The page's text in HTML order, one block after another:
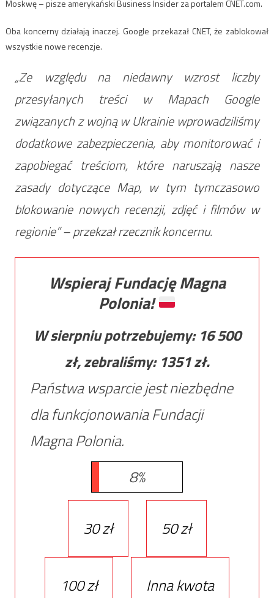
Moskwę – pisze amerykański Business Insider za portalem CNET.com.
Oba koncerny działają inaczej. Google przekazał CNET, że zablokował
wszystkie nowe recenzje.
„Ze względu na niedawny wzrost liczby
przesyłanych treści w Mapach Google
związanych z wojną w Ukrainie wprowadziliśmy
dodatkowe zabezpieczenia, aby monitorować i
zapobiegać treściom, które naruszają nasze
zasady dotyczące Map, w tym tymczasowo
blokowanie nowych recenzji, zdjęć i filmów w
regionie” – przekzał rzecznik koncernu.
Wspieraj Fundację Magna
Polonia!
W sierpniu potrzebujemy: 16 500
zł, zebraliśmy: 1351zł.
Państwa wsparcie jest niezbędne
dla funkcjonowania Fundacji
Magna Polonia.
8%
30 zł 50 zł
100 zł Inna kwota